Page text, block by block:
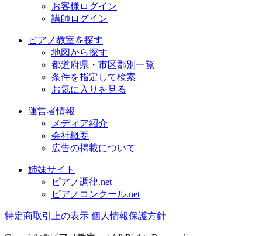
お客様ログイン
講師ログイン
ピアノ教室を探す
地図から探す
都道府県・市区郡別一覧
条件を指定して検索
お気に入りを見る
運営者情報
メディア紹介
会社概要
広告の掲載について
姉妹サイト
ピアノ調律.net
ピアノコンクール.net
特定商取引上の表示 個人情報保護方針